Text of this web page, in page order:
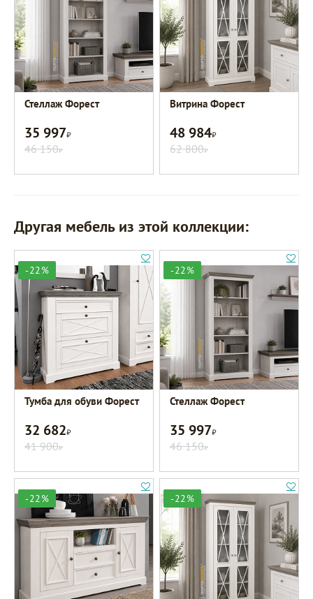
Стеллаж Форест
35 997Р
46 150Р
Витрина Форест
48 984Р
62 800Р
Другая мебель из этой коллекции:
-22%
Тумба для обуви Форест
32 682Р
41 900Р
-22%
Стеллаж Форест
35 997Р
46 150Р
-22% -22%